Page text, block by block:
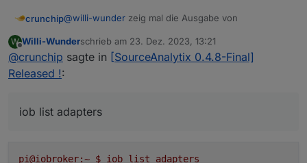
crunchip@willi-wunder zeig mal die Ausgabe von
W Willi-Wunderschrieb am 23. Dez. 2023, 13:21
zuletzt editiert von
@crunchip sagte in [SourceAnalytix 0.4.8-Final]
Released !:
iob list adapters
pi@iobroker:~ $ iob list
adapters